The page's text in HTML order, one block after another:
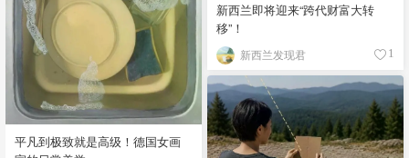
新西兰即将迎来“跨代财富大转
移”！
新西兰发现君 1
平凡到极致就是高级！德国女画